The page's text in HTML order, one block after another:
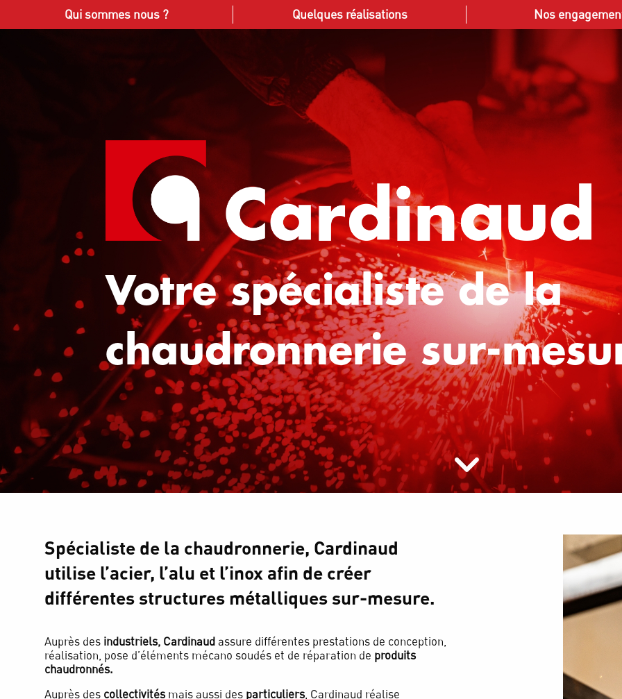
Qui sommes nous ? Quelques réalisations Nos
Votre spécialiste de la
chaudronnerie sur-
Spécialiste de la chaudronnerie, Cardinaud
utilise l’acier, l’alu et l’inox afin de créer
différentes structures métalliques sur-mesure.
Auprès des industriels, Cardinaudassure différentes prestations de conception,
réalisation, pose d’éléments mécano soudés et de réparation de produits
chaudronnés.
Auprès des collectivités mais aussi des particuliers , Cardinaud réalise
Panneau de gestion des cookies